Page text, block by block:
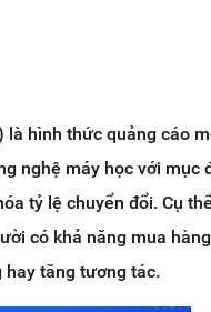
là hình thức quảng cáo
nghệ máy học với mục
tỷ lệ chuyển đổi. Cụ
có khả năng mua
hay tăng tương tác.